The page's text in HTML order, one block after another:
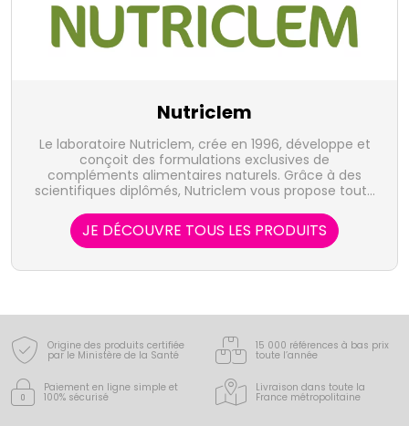
Nutriclem
Le laboratoire Nutriclem, crée en 1996, développe et
conçoit des formulations exclusives de
compléments alimentaires naturels. Grâce à des
scientifiques diplômés, Nutriclem vous propose toute
de micronutriments, qui ont pour but de compléter
un régime nutritionnel normal. Notre alimentation
est, en effet, appauvrie en micronutriments à cause
des modes de cuissons dénaturants, des
renouvelables ont une action durable et naturelle. Ils
maintenant votre bien-être.
JE DÉCOUVRE TOUS LES PRODUITS
Origine des produits certifiée
par le Ministère de la Santé
15 000 références à bas prix
toute l’année
Paiement en ligne simple et
100% sécurisé
Livraison dans toute la
France métropolitaine